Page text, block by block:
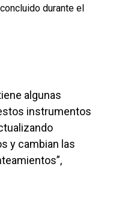
durante el
algunas
instrumentos
y cambian las